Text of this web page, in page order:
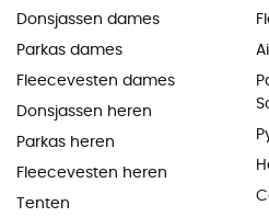
Donsjassen dames
Parkas dames
Fleecevesten dames
Donsjassen heren
Parkas heren
Fleecevesten heren
Tenten